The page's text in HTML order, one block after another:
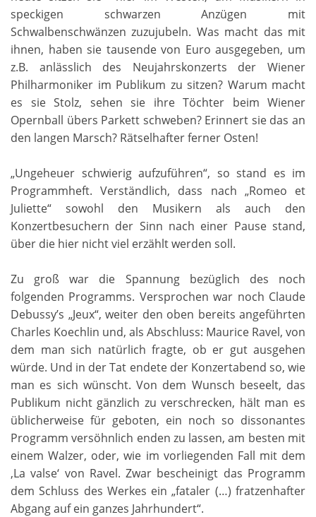
speckigen schwarzen Anzügen mit
Schwalbenschwänzen zuzujubeln. Was macht das mit
ihnen, haben sie tausende von Euro ausgegeben, um
z.B. anlässlich des Neujahrskonzerts der Wiener
Philharmoniker im Publikum zu sitzen? Warum macht
es sie Stolz, sehen sie ihre Töchter beim Wiener
Opernball übers Parkett schweben? Erinnert sie das an
den langen Marsch? Rätselhafter ferner Osten!
„Ungeheuer schwierig aufzuführen“, so stand es im
Programmheft. Verständlich, dass nach „Romeo et
Juliette“ sowohl den Musikern als auch den
Konzertbesuchern der Sinn nach einer Pause stand,
über die hier nicht viel erzählt werden soll.
Zu groß war die Spannung bezüglich des noch
folgenden Programms. Versprochen war noch Claude
Debussy’s „Jeux“, weiter den oben bereits angeführten
Charles Koechlin und, als Abschluss: Maurice Ravel, von
dem man sich natürlich fragte, ob er gut ausgehen
würde. Und in der Tat endete der Konzertabend so, wie
man es sich wünscht. Von dem Wunsch beseelt, das
Publikum nicht gänzlich zu verschrecken, hält man es
üblicherweise für geboten, ein noch so dissonantes
Programm versöhnlich enden zu lassen, am besten mit
einem Walzer, oder, wie im vorliegenden Fall mit dem
‚La valse‘ von Ravel. Zwar bescheinigt das Programm
dem Schluss des Werkes ein „fataler (…) fratzenhafter
Abgang auf ein ganzes Jahrhundert“.